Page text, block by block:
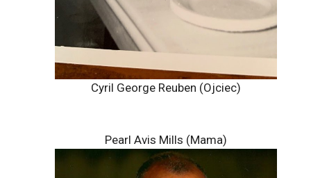
Cyril George Reuben (Ojciec)
Pearl Avis Mills (Mama)